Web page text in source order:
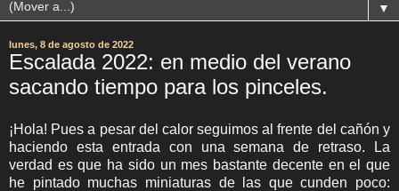
▼
lunes, 8 de agosto de 2022
Escalada 2022: en medio del verano
sacando tiempo para los pinceles.
¡Hola! Pues a pesar del calor seguimos al frente del cañón y
haciendo esta entrada con una semana de retraso. La
verdad es que ha sido un mes bastante decente en el que
he pintado muchas miniaturas de las que cunden poco: